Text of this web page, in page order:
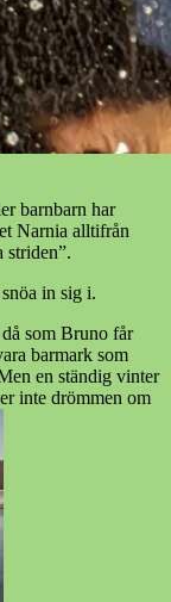
barnbarn har
Narnia alltifrån
striden”.
in sig i.
som Bruno får
barmark som
en ständig vinter
inte drömmen om